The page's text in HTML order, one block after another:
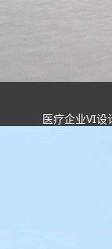
医疗企业VI设